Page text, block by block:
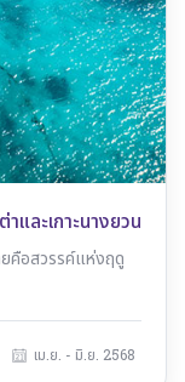
และเกาะนางยวน
ยคือสวรรค์แห่งฤดู
เม.ย. - มิ.ย. 2568